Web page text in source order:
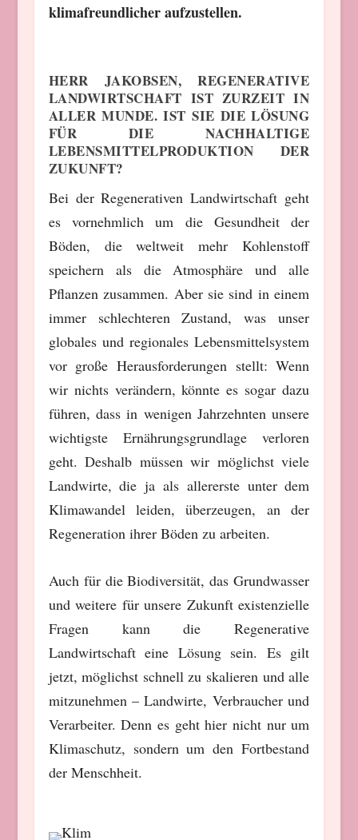
klimafreundlicher aufzustellen.
HERR JAKOBSEN, REGENERATIVE
LANDWIRTSCHAFT IST ZURZEIT IN
ALLER MUNDE. IST SIE DIE LÖSUNG
FÜR DIE NACHHALTIGE
LEBENSMITTELPRODUKTION DER
ZUKUNFT?
Bei der Regenerativen Landwirtschaft geht
es vornehmlich um die Gesundheit der
Böden, die weltweit mehr Kohlenstoff
speichern als die Atmosphäre und alle
Pflanzen zusammen. Aber sie sind in einem
immer schlechteren Zustand, was unser
globales und regionales Lebensmittelsystem
vor große Herausforderungen stellt: Wenn
wir nichts verändern, könnte es sogar dazu
führen, dass in wenigen Jahrzehnten unsere
wichtigste Ernährungsgrundlage verloren
geht. Deshalb müssen wir möglichst viele
Landwirte, die ja als allererste unter dem
Klimawandel leiden, überzeugen, an der
Regeneration ihrer Böden zu arbeiten.
Auch für die Biodiversität, das Grundwasser
und weitere für unsere Zukunft existenzielle
Fragen kann die Regenerative
Landwirtschaft eine Lösung sein. Es gilt
jetzt, möglichst schnell zu skalieren und alle
mitzunehmen – Landwirte, Verbraucher und
Verarbeiter. Denn es geht hier nicht nur um
Klimaschutz, sondern um den Fortbestand
der Menschheit.